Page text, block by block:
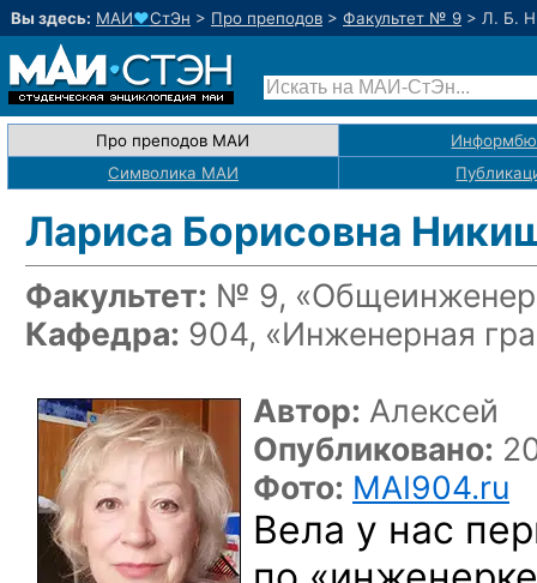
Вы здесь: МАИ♥СтЭн > Про преподов > Факультет № 9 > Л. Б.
Про преподов МАИ
Символика МАИ
Лариса Борисовна
Факультет: № 9,
Кафедра: 904, «Инженерная
Автор: Алексей
Опубликовано:
Фото: MAI904.ru
Вела у нас